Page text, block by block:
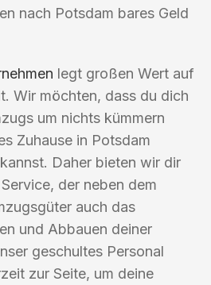
nach Potsdam bares Geld
legt großen Wert auf
Wir möchten, dass du dich
um nichts kümmern
Zuhause in Potsdam
Daher bieten wir dir
der neben dem
auch das
und Abbauen deiner
geschultes Personal
zur Seite, um deine